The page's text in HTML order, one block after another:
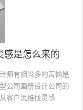
感是怎么来的
师有相当多的苦恼是
公司画册设计公司的
从客户思维找灵感